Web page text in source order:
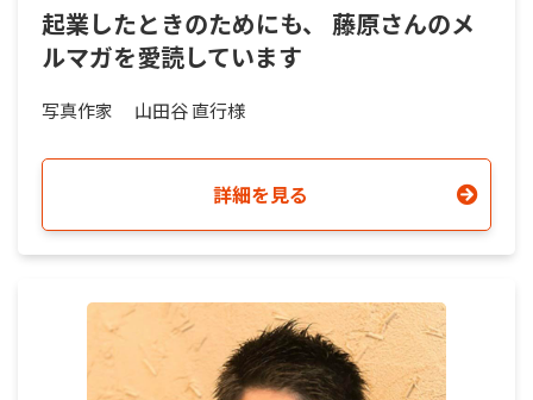
起業したときのためにも、 藤原さんのメ
ルマガを愛読しています
写真作家 山田谷 直行様
詳細を見る